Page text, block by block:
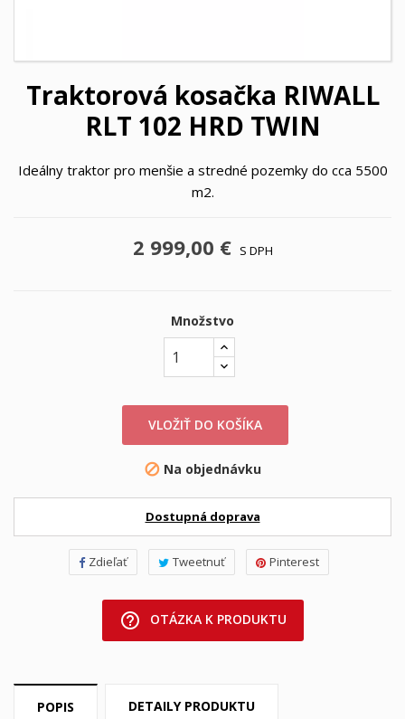
Traktorová kosačka RIWALL
RLT 102 HRD TWIN
Ideálny traktor pro menšie a stredné pozemky do cca 5500
m2.
2 999,00 € S DPH
Množstvo
VLOŽIŤ DO KOŠÍKA
 Na objednávku
Dostupná doprava
Zdieľať Tweetnuť Pinterest
help_outline OTÁZKA K PRODUKTU
POPIS DETAILY PRODUKTU